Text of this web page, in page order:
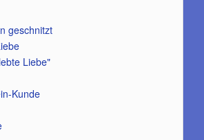
geschnitzt
Liebe"
Kunde